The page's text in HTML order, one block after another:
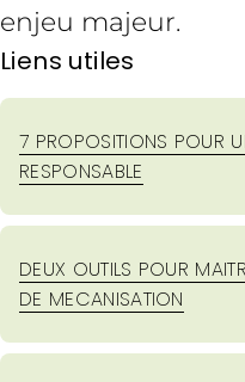
enjeu majeur.
Liens utiles
7 PROPOSITIONS POUR
RESPONSABLE
DEUX OUTILS POUR
DE MECANISATION